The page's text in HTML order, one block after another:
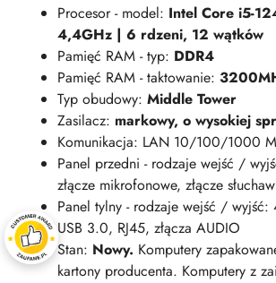
Procesor - model: Intel Core i5-
4,4GHz | 6 rdzeni, 12 wątków
Pamięć RAM - typ: DDR4
Pamięć RAM - taktowanie:
Typ obudowy: Middle Tower
Zasilacz: markowy, o wysokiej
Komunikacja: LAN 10/100/1000
Panel przedni - rodzaje wejść /
złącze mikrofonowe, złącze
Panel tylny - rodzaje wejść /
USB 3.0, RJ45, złącza AUDIO
Stan: Nowy. Komputery
kartony producenta. Komputery z